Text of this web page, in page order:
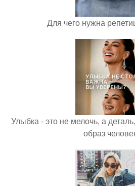
Для чего нужна
Улыбка - это не мелочь, а
образ